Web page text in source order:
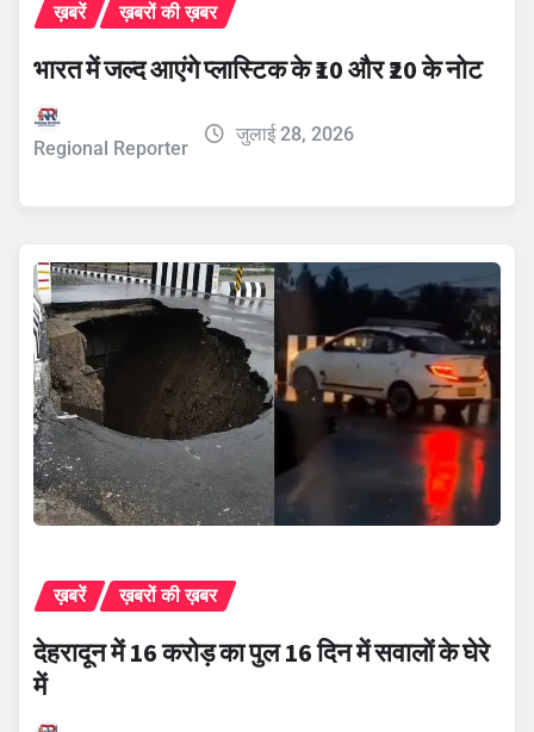
ख़बरें ख़बरों की ख़बर
भारत में जल्द आएंगे प्लास्टिक के ₹10 और ₹20 के नोट
Regional Reporter
जुलाई 28, 2026
ख़बरें ख़बरों की ख़बर
देहरादून में 16 करोड़ का पुल 16 दिन में सवालों के घेरे
में